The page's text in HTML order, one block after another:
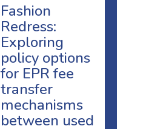
Fashion
Redress:
Exploring
policy options
for EPR fee
transfer
mechanisms
between used